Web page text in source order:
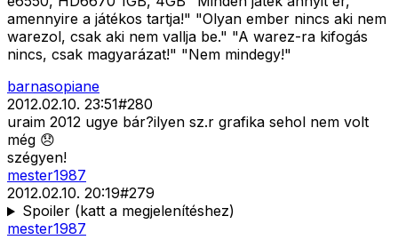
amennyire a játékos tartja!" "Olyan ember nincs aki nem
warezol, csak aki nem vallja be." "A warez-ra kifogás
nincs, csak magyarázat!" "Nem mindegy!"
barnasopiane
2012.02.10. 23:51#280
uraim 2012 ugye bár?ilyen sz.r grafika sehol nem volt
még 😞
szégyen!
mester1987
2012.02.10. 20:19#279
Spoiler (katt a megjelenítéshez)
mester1987